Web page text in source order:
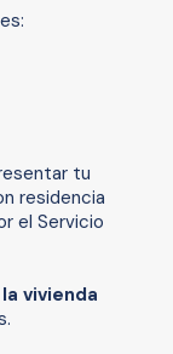
tu
residencia
el Servicio
vivienda